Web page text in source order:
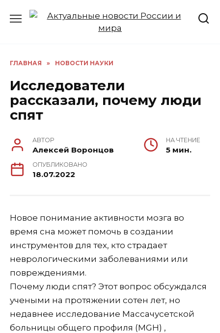
ГЛАВНАЯ » НОВОСТИ НАУКИ
Исследователи
рассказали, почему люди
спят
АВТОР
Алексей Воронцов
НА ЧТЕНИЕ
5 мин.
ОПУБЛИКОВАНО
18.07.2022
Новое понимание активности мозга во
время сна может помочь в создании
инструментов для тех, кто страдает
неврологическими заболеваниями или
повреждениями.
Почему люди спят? Этот вопрос обсуждался
учеными на протяжении сотен лет, но
недавнее исследование Массачусетской
больницы общего профиля (MGH) ,